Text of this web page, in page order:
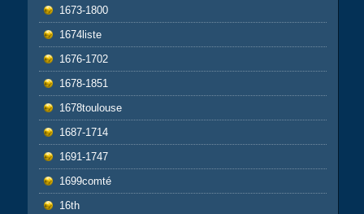
1673-1800
1674liste
1676-1702
1678-1851
1678toulouse
1687-1714
1691-1747
1699comté
16th